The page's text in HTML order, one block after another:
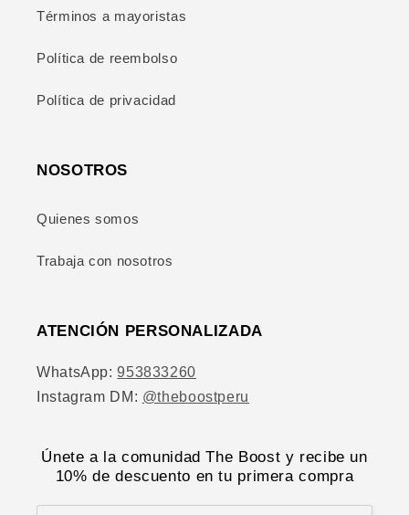
Términos a mayoristas
Política de reembolso
Política de privacidad
NOSOTROS
Quienes somos
Trabaja con nosotros
ATENCIÓN PERSONALIZADA
WhatsApp:953833260
Instagram DM: @theboostperu
Únete a la comunidad The Boost y recibe un
10% de descuento en tu primera compra